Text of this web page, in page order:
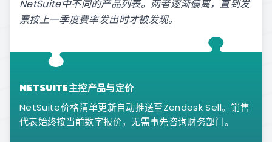
NetSuite中不同的产品列表。两者逐渐偏离，直到发
票按上一季度费率发出时才被发现。
NETSUITE主控产品与定价
NetSuite价格清单更新自动推送至Zendesk Sell。销售
代表始终按当前数字报价，无需事先咨询财务部门。